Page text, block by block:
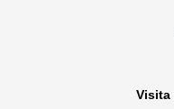
Visita